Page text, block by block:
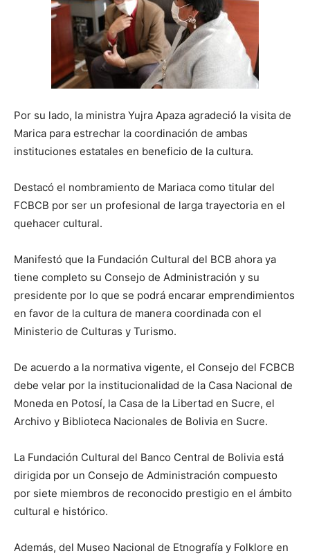
Por su lado, la ministra Yujra Apaza agradeció la visita de
Marica para estrechar la coordinación de ambas
instituciones estatales en beneficio de la cultura.
Destacó el nombramiento de Mariaca como titular del
FCBCB por ser un profesional de larga trayectoria en el
quehacer cultural.
Manifestó que la Fundación Cultural del BCB ahora ya
tiene completo su Consejo de Administración y su
presidente por lo que se podrá encarar emprendimientos
en favor de la cultura de manera coordinada con el
Ministerio de Culturas y Turismo.
De acuerdo a la normativa vigente, el Consejo del FCBCB
debe velar por la institucionalidad de la Casa Nacional de
Moneda en Potosí, la Casa de la Libertad en Sucre, el
Archivo y Biblioteca Nacionales de Bolivia en Sucre.
La Fundación Cultural del Banco Central de Bolivia está
dirigida por un Consejo de Administración compuesto
por siete miembros de reconocido prestigio en el ámbito
cultural e histórico.
Además, del Museo Nacional de Etnografía y Folklore en